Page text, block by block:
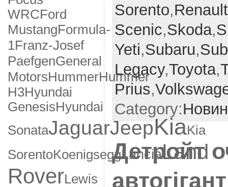
WRCFord
MustangFormula-
1Franz-Josef
PaefgenGeneral
MotorsHummerHummer
H3Hyundai
GenesisHyundai
SonataJaguarJeepKiaKia
SorentoKoenigseggLanciaLand
RoverLewis
Sorento,Renault
Scenic,Skoda,
Yeti,Subaru,
Legacy,Toyota,
Prius,
Category:
Детройт